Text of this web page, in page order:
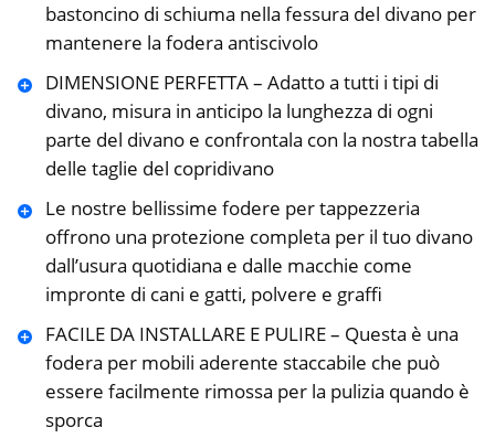
bastoncino di schiuma nella fessura del divano per
mantenere la fodera antiscivolo
DIMENSIONE PERFETTA – Adatto a tutti i tipi di
divano, misura in anticipo la lunghezza di ogni
parte del divano e confrontala con la nostra tabella
delle taglie del copridivano
Le nostre bellissime fodere per tappezzeria
offrono una protezione completa per il tuo divano
dall’usura quotidiana e dalle macchie come
impronte di cani e gatti, polvere e graffi
FACILE DA INSTALLARE E PULIRE – Questa è una
fodera per mobili aderente staccabile che può
essere facilmente rimossa per la pulizia quando è
sporca